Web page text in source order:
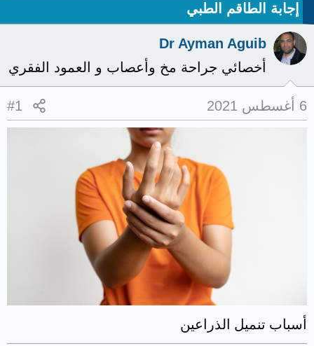
إجابة الطاقم الطبي
Dr Ayman Aguib
أخصائي جراحة مخ وأعصاب و العمود الفقري
6 أغسطس 2021 #1
أسباب تنميل الذراعين